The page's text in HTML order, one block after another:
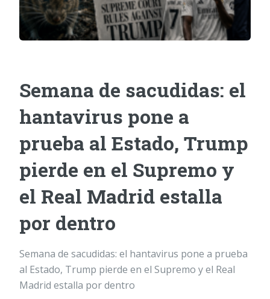
Semana de sacudidas: el
hantavirus pone a
prueba al Estado, Trump
pierde en el Supremo y
el Real Madrid estalla
por dentro
Semana de sacudidas: el hantavirus pone a prueba
al Estado, Trump pierde en el Supremo y el Real
Madrid estalla por dentro